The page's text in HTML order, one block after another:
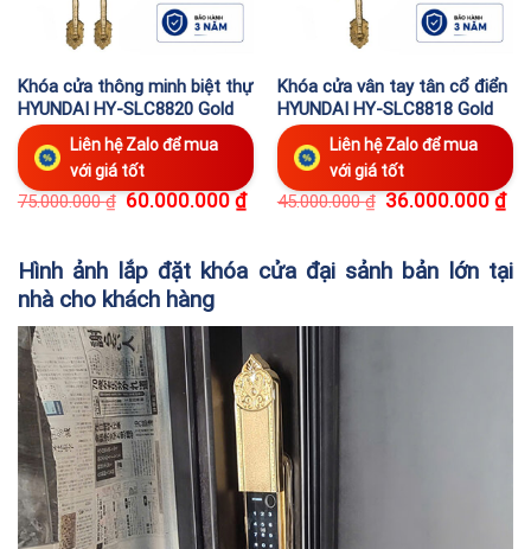
Khóa cửa thông minh biệt thự
HYUNDAI HY-SLC8820 Gold
Liên hệ Zalo để mua
với giá tốt
75.000.000₫ Giá
60.000.000₫Giá
hiện
60.000.000 ₫.
Khóa cửa vân tay tân cổ điển
HYUNDAI HY-SLC8818 Gold
Liên hệ Zalo để mua
với giá tốt
45.000.000₫ Giá
36.000.000₫Giá
Hình ảnh lắp đặt khóa cửa đại sảnh bản lớn tại
nhà cho khách hàng